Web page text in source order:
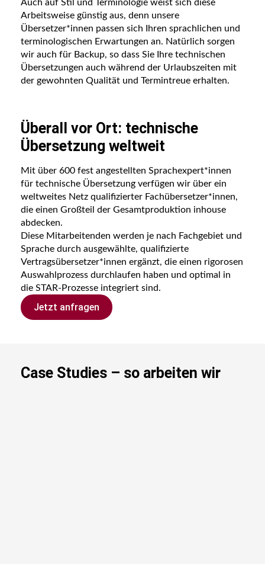
Auch auf Stil und Terminologie weist sich diese
Arbeitsweise günstig aus, denn unsere
Übersetzer*innen passen sich Ihren sprachlichen und
terminologischen Erwartungen an. Natürlich sorgen
wir auch für Backup, so dass Sie Ihre technischen
Übersetzungen auch während der Urlaubszeiten mit
der gewohnten Qualität und Termintreue erhalten.
Überall vor Ort: technische
Übersetzung weltweit
Mit über 600 fest angestellten Sprachexpert*innen
für technische Übersetzung verfügen wir über ein
weltweites Netz qualifizierter Fachübersetzer*innen,
die einen Großteil der Gesamtproduktion inhouse
abdecken.
Diese Mitarbeitenden werden je nach Fachgebiet und
Sprache durch ausgewählte, qualifizierte
Vertragsübersetzer*innen ergänzt, die einen rigorosen
Auswahlprozess durchlaufen haben und optimal in
die STAR-Prozesse integriert sind.
Jetzt anfragen
Case Studies – so arbeiten wir